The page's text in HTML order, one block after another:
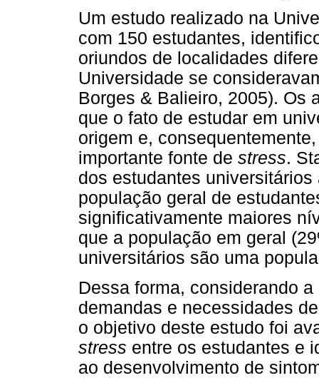
Um estudo realizado na
com 150 estudantes,
oriundos de localidades
Universidade se
Borges & Balieiro, 2005). Os
que o fato de estudar em
origem e,
importante fonte de stress.
dos estudantes
população geral de
significativamente maiores
que a população em geral
universitários são uma
Dessa forma, considerando
demandas e necessidades
o objetivo deste estudo foi
stress entre os estudantes e
ao desenvolvimento de